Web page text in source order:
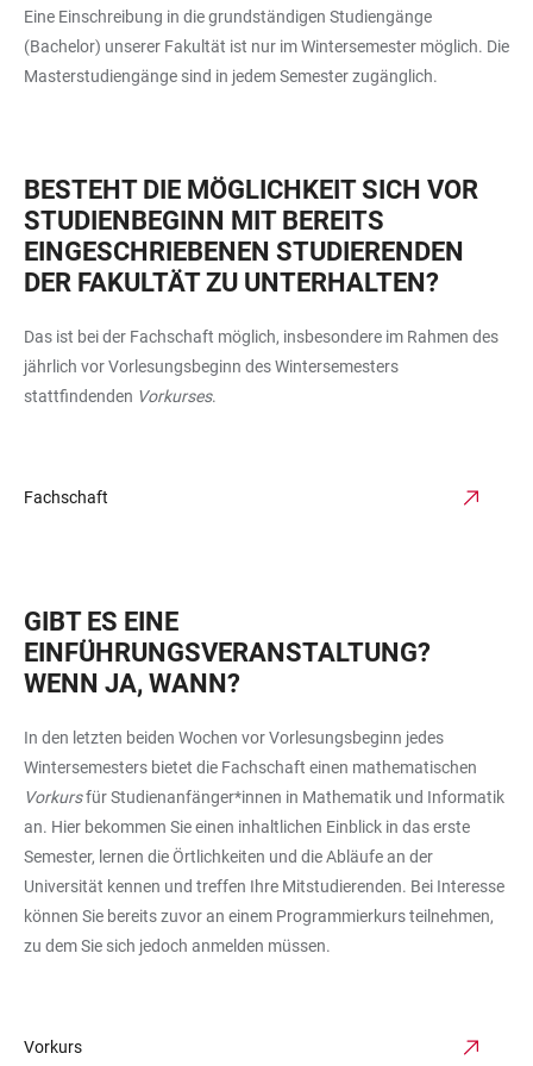
Eine Einschreibung in die grundständigen Studiengänge
(Bachelor) unserer Fakultät ist nur im Wintersemester möglich. Die
Masterstudiengänge sind in jedem Semester zugänglich.
BESTEHT DIE MÖGLICHKEIT SICH VOR
STUDIENBEGINN MIT BEREITS
EINGESCHRIEBENEN STUDIERENDEN
DER FAKULTÄT ZU UNTERHALTEN?
Das ist bei der Fachschaft möglich, insbesondere im Rahmen des
jährlich vor Vorlesungsbeginn des Wintersemesters
stattfindenden Vorkurses.
Fachschaft
GIBT ES EINE
EINFÜHRUNGSVERANSTALTUNG?
WENN JA, WANN?
In den letzten beiden Wochen vor Vorlesungsbeginn jedes
Wintersemesters bietet die Fachschaft einen mathematischen
Vorkursfür Studienanfänger*innen in Mathematik und Informatik
an. Hier bekommen Sie einen inhaltlichen Einblick in das erste
Semester, lernen die Örtlichkeiten und die Abläufe an der
Universität kennen und treffen Ihre Mitstudierenden. Bei Interesse
können Sie bereits zuvor an einem Programmierkurs teilnehmen,
zu dem Sie sich jedoch anmelden müssen.
Vorkurs